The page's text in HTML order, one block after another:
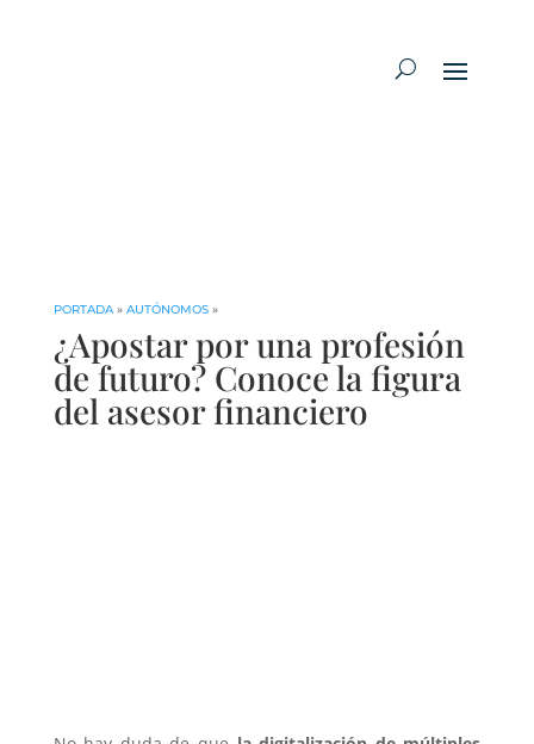
PORTADA» AUTÓNOMOS»
¿Apostar por una profesión
de futuro? Conoce la figura
del asesor financiero